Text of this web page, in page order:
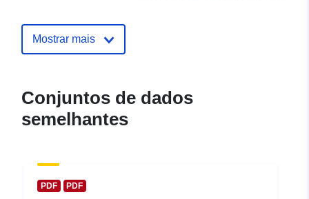
Correio eletrónico:
Mostrar mais
Conjuntos de dados
semelhantes
PDF PDF